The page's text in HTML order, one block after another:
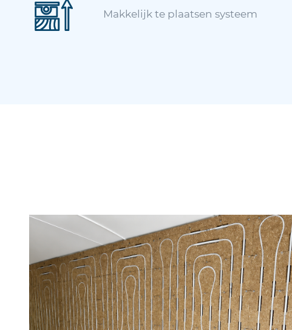
Makkelijk te plaatsen systeem